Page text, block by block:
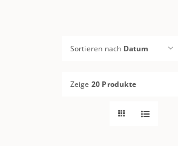
Sortieren nach Datum
Zeige 20 Produkte